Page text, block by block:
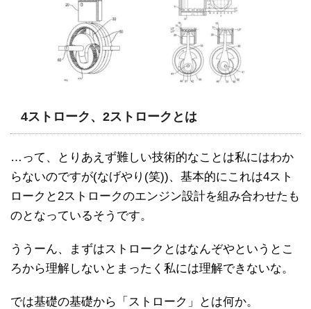
4ストローク、2ストロークとは
…って、とりあえず難しい技術的なことは私にはわか
らないのですが(なげやり(笑))、基本的にこれは4スト
ロークと2ストロークのエンジン設計を組み合わせたも
のとなっているそうです。
ううーん、まずはストロークとはなんぞやというとこ
ろから理解しないとまったく私には理解できないな。
では基礎の基礎から「ストローク」とは何か。